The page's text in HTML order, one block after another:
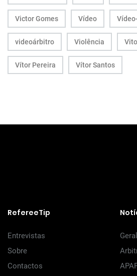
Victor Gomes Vídeo
videoárbitro Violência
Vítor Pereira Vítor Santos
RefereeTip
Entrevistas
Sobre
Contactos
Geral